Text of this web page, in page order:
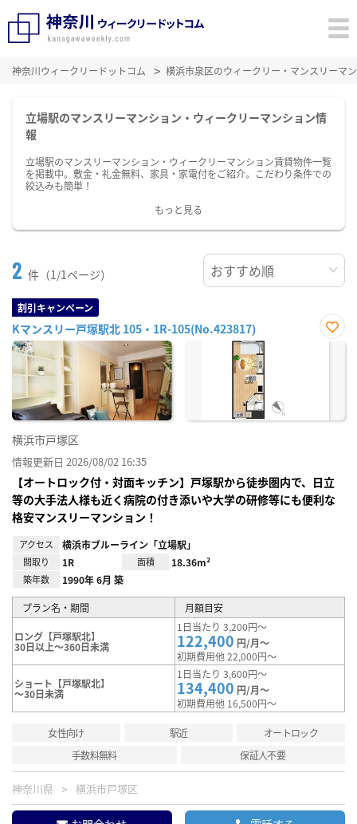
神奈川ウィークリードットコム 横浜市泉区のウィークリー・マンスリーマ
立場駅のマンスリーマンション・ウィークリーマンション情
報
立場駅のマンスリーマンション・ウィークリーマンション賃貸物件一覧
を掲載中。敷金・礼金無料、家具・家電付をご紹介。こだわり条件での
絞込みも簡単！
もっと見る
2 件（1/1ページ）
割引キャンペーン
Kマンスリー戸塚駅北 105・1R-105(No.423817)
お気
横浜市戸塚区
情報更新日 2026/08/02 16:35
【オートロック付・対面キッチン】戸塚駅から徒歩圏内で、日立
等の大手法人様も近く病院の付き添いや大学の研修等にも便利な
格安マンスリーマンション！
アクセス 横浜市ブルーライン「立場駅」
間取り 1R 面積 18.36m²
築年数 1990年 6月 築
プラン名・期間 月額目安
ロング【戸塚駅北】
30日以上～360日未満
1日当たり 3,200円～
122,400 円/月～
初期費用他 22,000円～
ショート【戸塚駅北】
～30日未満
1日当たり 3,600円～
134,400 円/月～
初期費用他 16,500円～
女性向け 駅近
オートロック
手数料無料
保証人不要
神奈川県 横浜市戸塚区